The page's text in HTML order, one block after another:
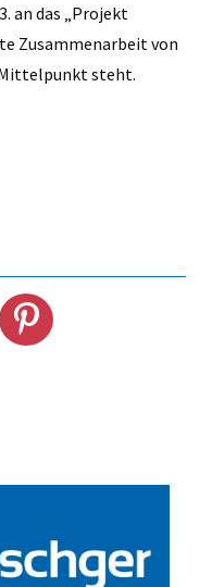
an das „Projekt
Zusammenarbeit von
steht.